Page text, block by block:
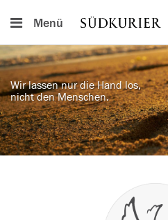
Menü
Wir lassen nur die Hand los,
nicht den Menschen.